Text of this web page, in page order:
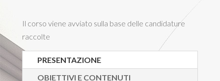
Il corso viene avviato sulla base delle candidature
raccolte
PRESENTAZIONE
OBIETTIVI E CONTENUTI